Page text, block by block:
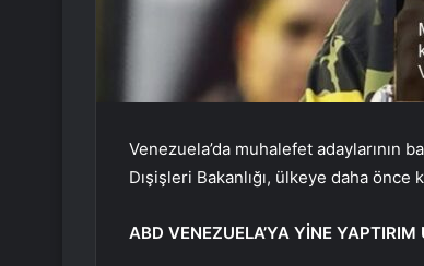
Venezuela’da muhalefet adaylarının
Dışişleri Bakanlığı, ülkeye daha önce
ABD VENEZUELA’YA YİNE YAPTIRIM